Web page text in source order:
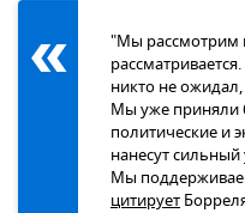
"Мы рассмотрим
никто не
Мы уже приняли
политические и
нанесут
Мы
цитирует